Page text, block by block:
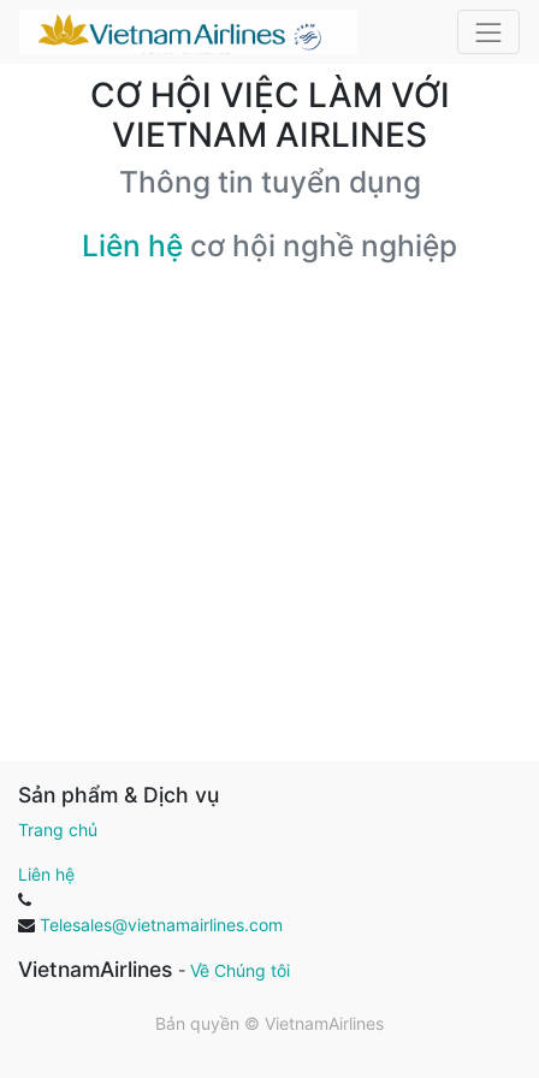
CƠ HỘI VIỆC LÀM VỚI
VIETNAM AIRLINES
Thông tin tuyển dụng
Liên hệ cơ hội nghề nghiệp
Sản phẩm & Dịch vụ
Trang chủ
Liên hệ
Telesales@vietnamairlines.com
VietnamAirlines - Về Chúng tôi
Bản quyền © VietnamAirlines